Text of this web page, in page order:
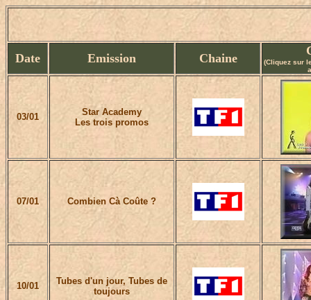
Date Emission Chaine
(Cliquez sur
03/01
Star Academy
Les trois promos
07/01 Combien Cà Coûte ?
10/01
Tubes d'un jour, Tubes de
toujours